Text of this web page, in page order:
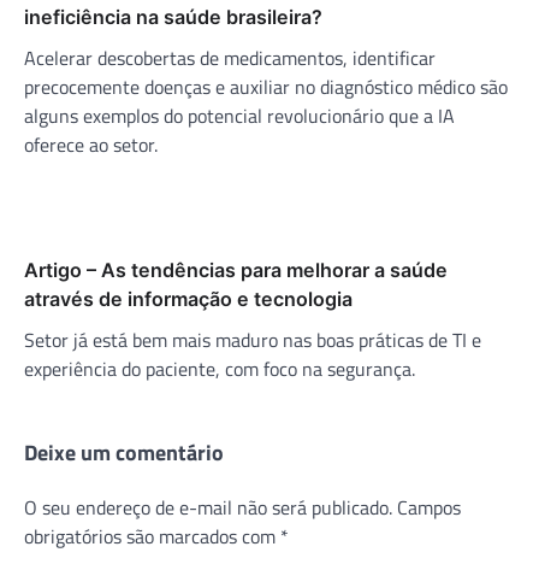
ineficiência na saúde brasileira?
Acelerar descobertas de medicamentos, identificar
precocemente doenças e auxiliar no diagnóstico médico são
alguns exemplos do potencial revolucionário que a IA
oferece ao setor.
Artigo – As tendências para melhorar a saúde
através de informação e tecnologia
Setor já está bem mais maduro nas boas práticas de TI e
experiência do paciente, com foco na segurança.
Deixe um comentário
O seu endereço de e-mail não será publicado. Campos
obrigatórios são marcados com *